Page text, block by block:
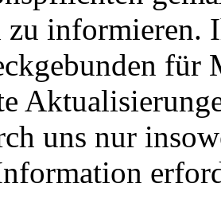
zu informieren.
uns nur